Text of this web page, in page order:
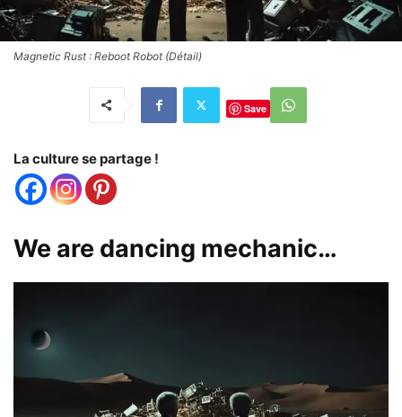
Magnetic Rust : Reboot Robot (Détail)
Save
La culture se partage !
We are dancing mechanic…